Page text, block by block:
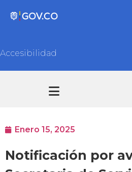
Accesibilidad
Enero 15, 2025
Notificación por